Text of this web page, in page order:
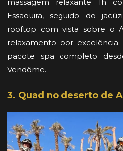
massagem relaxante 1h
Essaouira, seguido do
rooftop com vista sobre o
relaxamento por excelência
pacote spa completo
Vendôme.
3. Quad no deserto de